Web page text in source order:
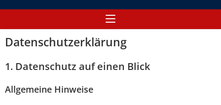
Datenschutz­erklärung
1. Datenschutz auf einen Blick
Allgemeine Hinweise